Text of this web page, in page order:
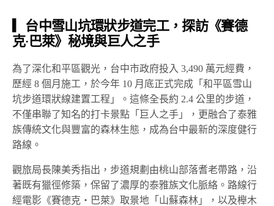
▎台中雪山坑環狀步道完工，探訪《賽德
克‧巴萊》秘境與巨人之手
為了深化和平區觀光，台中市政府投入 3,490 萬元經費，
歷經 8 個月施工，於今年 10 月底正式完成「和平區雪山
坑步道環狀線建置工程」。這條全長約 2.4 公里的步道，
不僅串聯了知名的打卡景點「巨人之手」，更融合了泰雅
族傳統文化與豐富的森林生態，成為台中最新的深度健行
路線。
觀旅局長陳美秀指出，步道規劃由桃山部落耆老帶路，沿
著既有獵徑修築，保留了濃厚的泰雅族文化脈絡。路線行
經電影《賽德克‧巴萊》取景地「山蘇森林」，以及櫸木